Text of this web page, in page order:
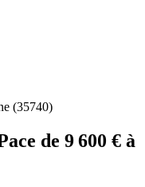
(35740)
de 9 600 € à